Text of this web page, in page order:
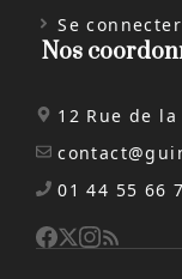
Se connecter
Nos
12 Rue de
01 44 55 66